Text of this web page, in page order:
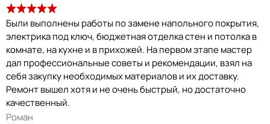
Были выполнены работы по замене напольного покрытия,
электрика под ключ, бюджетная отделка стен и потолка в
комнате, на кухне и в прихожей. На первом этапе мастер
дал профессиональные советы и рекомендации, взял на
себя закупку необходимых материалов и их доставку.
Ремонт вышел хотя и не очень быстрый, но достаточно
качественный.
Роман